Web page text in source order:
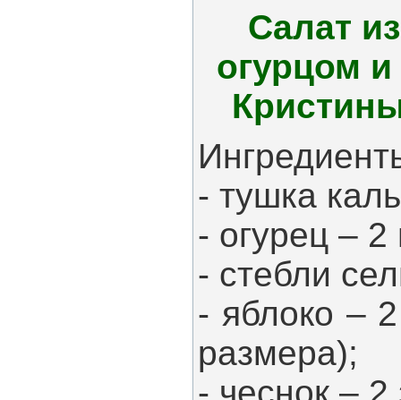
Салат
огурцом
- тушка
- огурец – 2
- стебли
- яблоко –
размера);